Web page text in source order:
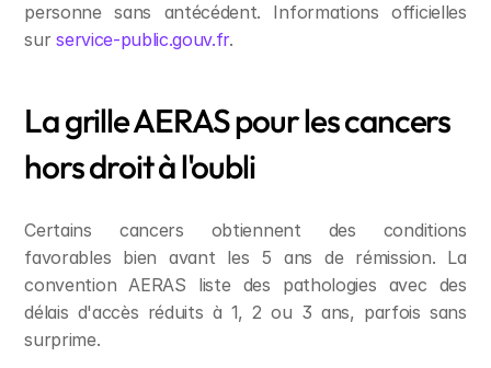
personne sans antécédent. Informations officielles
sur service-public.gouv.fr.
La grille AERAS pour les cancers
hors droit à l'oubli
Certains cancers obtiennent des conditions
favorables bien avant les 5 ans de rémission. La
convention AERAS liste des pathologies avec des
délais d'accès réduits à 1, 2 ou 3 ans, parfois sans
surprime.